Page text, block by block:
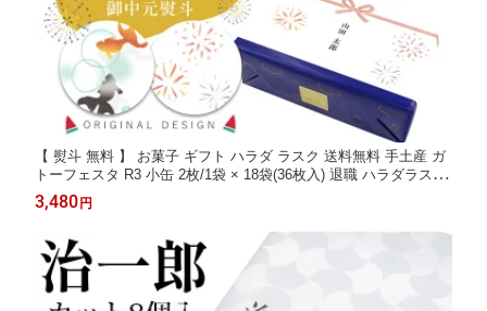
【 熨斗 無料 】 お菓子 ギフト ハラダ ラスク 送料無料 手土産 ガ
トーフェスタ R3 小缶 2枚/1袋 × 18袋(36枚入) 退職 ハラダラスク
御礼 内祝 御礼返し 通販 2026 プレゼント
3,480 円